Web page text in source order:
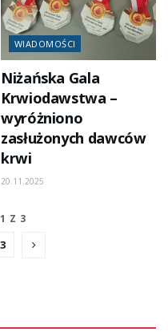
WIADOMOŚCI
Niżańska Gala
Krwiodawstwa –
wyróżniono
zasłużonych dawców
krwi
20.11.2025
Z 3
3